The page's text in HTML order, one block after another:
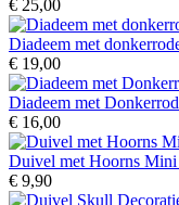
€ 25,00
Diadeem met
€ 19,00
Diadeem met
€ 16,00
Duivel met Hoorns
€ 9,90